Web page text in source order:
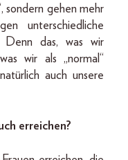
sondern gehen mehr
unterschiedliche
Denn das, was wir
wir als „normal“
auch unsere
erreichen?